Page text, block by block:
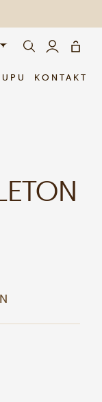
KONTAKT